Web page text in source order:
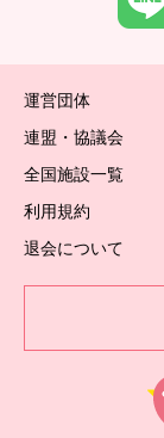
運営団体
連盟・協議会
全国施設一覧
利用規約
退会について